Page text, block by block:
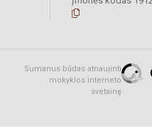
Sumanus būdas atnaujinti
mokyklos interneto
svetainę